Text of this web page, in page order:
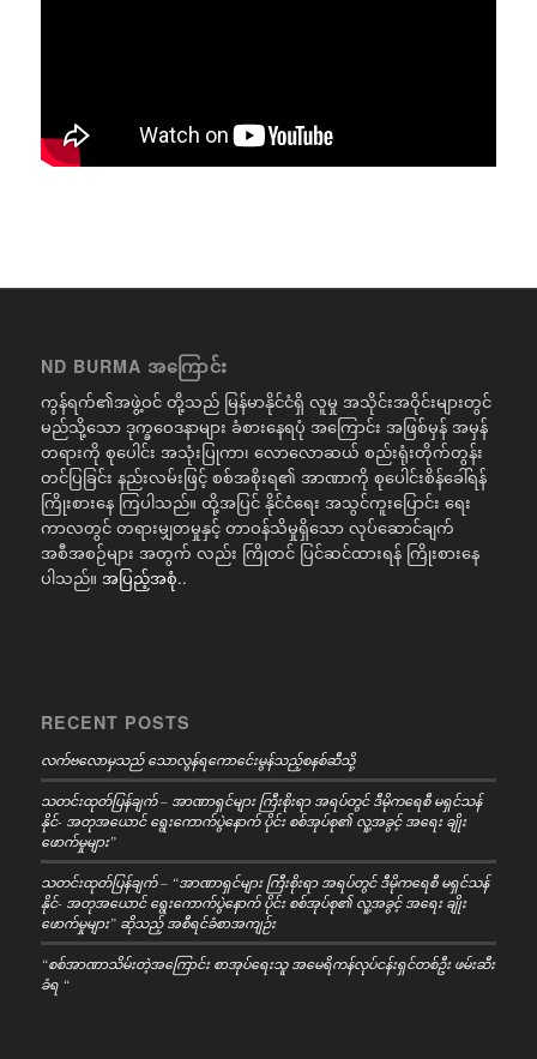
ND BURMA အကြောင်း
ကွန်ရက်၏အဖွဲ့ဝင် တို့သည် မြန်မာနိုင်ငံရှိ လူမှု အသိုင်းအဝိုင်းများတွင်
မည်သို့သော ဒုက္ခဝေဒနာများ ခံစားနေရပုံ အကြောင်း အဖြစ်မှန် အမှန်
တရားကို စုပေါင်း အသုံးပြုကာ၊ လောလောဆယ် စည်းရုံးတိုက်တွန်း
တင်ပြခြင်း နည်းလမ်းဖြင့် စစ်အစိုးရ၏ အာဏာကို စုပေါင်းစိန်ခေါ်ရန်
ကြိုးစားနေ ကြပါသည်။ ထို့အပြင် နိုင်ငံရေး အသွင်ကူးပြောင်း ရေး
ကာလတွင် တရားမျှတမှုနှင့် တာဝန်သိမှုရှိသော လုပ်ဆောင်ချက်
အစီအစဉ်များ အတွက် လည်း ကြိုတင် ပြင်ဆင်ထားရန် ကြိုးစားနေ
ပါသည်။ အပြည့်အစုံ..
RECENT POSTS
လက်ဗလောမှသည် သောလွန်ရကောင်ေးမွန်သည့်စနစ်ဆီသို့
သတင်းထုတ်ပြန်ချက် – အာဏာရှင်များ ကြီးစိုးရာ အရပ်တွင် ဒီမိုကရေစီ မရှင်သန်
နိုင်- အတုအယောင် ရွေးကောက်ပွဲနောက် ပိုင်း စစ်အုပ်စု၏ လူ့အခွင့် အရေး ချိုး
ဖောက်မှုများ”
သတင်းထုတ်ပြန်ချက် – “အာဏာရှင်များ ကြီးစိုးရာ အရပ်တွင် ဒီမိုကရေစီ မရှင်သန်
နိုင်- အတုအယောင် ရွေးကောက်ပွဲနောက် ပိုင်း စစ်အုပ်စု၏ လူ့အခွင့် အရေး ချိုး
ဖောက်မှုများ” ဆိုသည့် အစီရင်ခံစာအကျဉ်း
“စစ်အာဏာသိမ်းတဲ့အကြောင်း စာအုပ်ရေးသူ အမေရိကန်လုပ်ငန်းရှင်တစ်ဦး ဖမ်းဆီး
ခံရ “